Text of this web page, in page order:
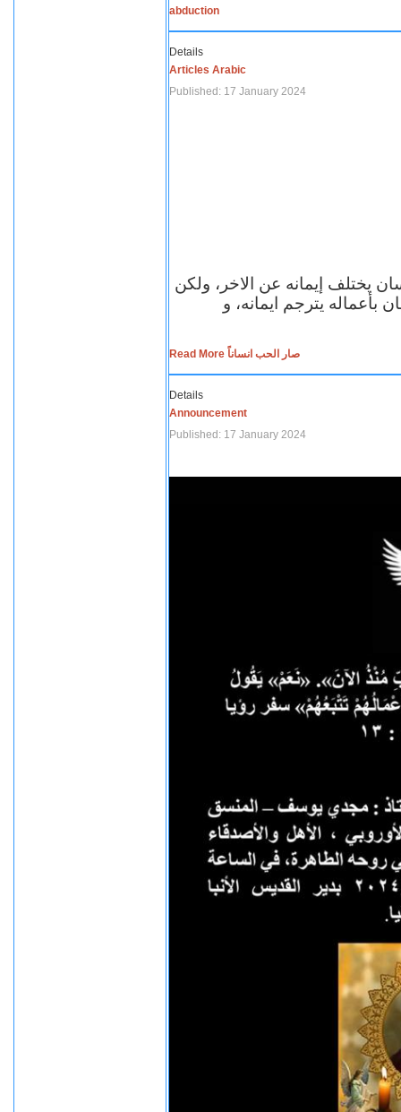
abduction
Details
Articles Arabic
Published: 17 January 2024
يختلف إيمانه عن الاخر، ولكن
بأعماله يترجم ايمانه، و
Read More صار الحب انساناً
Details
Announcement
Published: 17 January 2024